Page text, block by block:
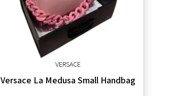
VERSACE
Versace La Medusa Small Handbag